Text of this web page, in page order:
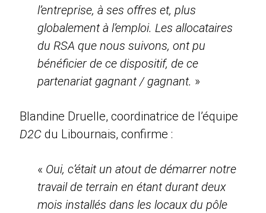
l’entreprise, à ses offres et, plus
globalement à l’emploi. Les allocataires
du RSA que nous suivons, ont pu
bénéficier de ce dispositif, de ce
partenariat gagnant / gagnant. »
Blandine Druelle, coordinatrice de l’équipe
D2Cdu Libournais, confirme :
« Oui, c’était un atout de démarrer notre
travail de terrain en étant durant deux
mois installés dans les locaux du pôle